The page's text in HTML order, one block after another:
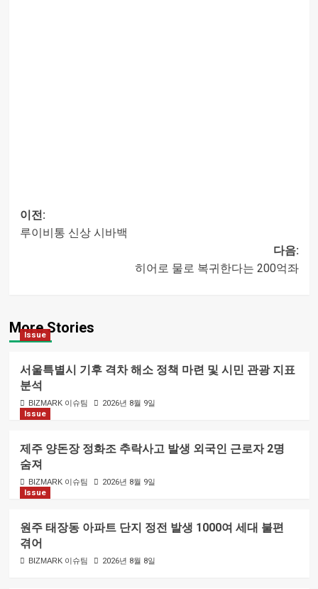
이전:
루이비통 신상 시바백
다음:
히어로 물로 복귀한다는 200억좌
More Stories
Issue
서울특별시 기후 격차 해소 정책 마련 및 시민 관광 지표
분석
BIZMARK 이슈팀
2026년 8월 9일
Issue
제주 양돈장 정화조 추락사고 발생 외국인 근로자 2명
숨져
BIZMARK 이슈팀
2026년 8월 9일
Issue
원주 태장동 아파트 단지 정전 발생 1000여 세대 불편
겪어
BIZMARK 이슈팀 2026년 8월 8일